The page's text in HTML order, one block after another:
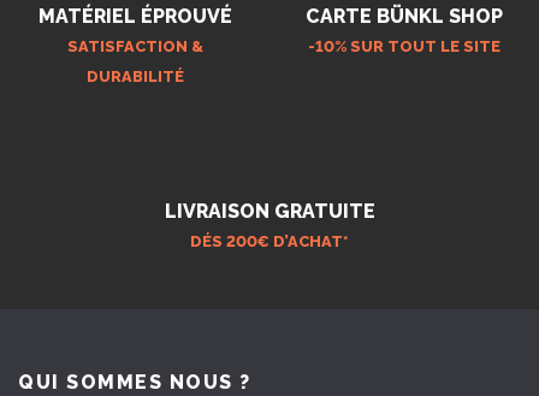
MATÉRIEL ÉPROUVÉ
SATISFACTION &
DURABILITÉ
CARTE BÜNKL SHOP
-10% SUR TOUT LE SITE
LIVRAISON GRATUITE
DÉS 200€ D’ACHAT*
QUI SOMMES NOUS ?